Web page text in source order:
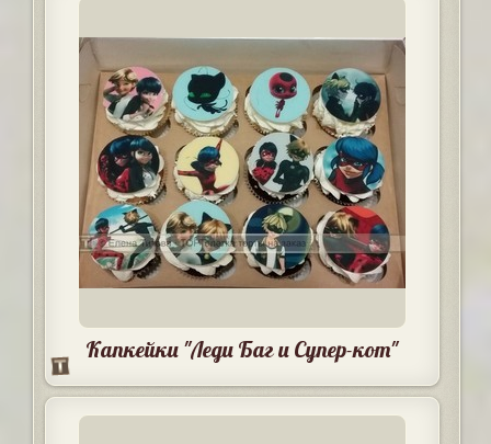
Капкейки "Леди Баг и Супер-кот"